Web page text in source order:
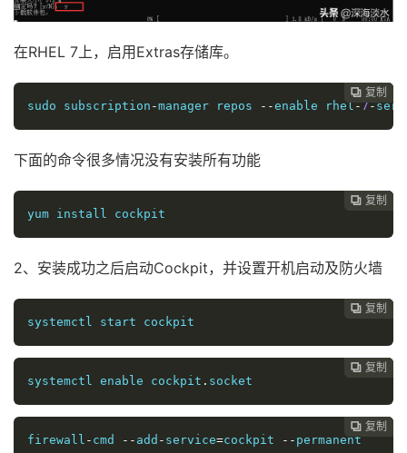
在RHEL 7上，启用Extras存储库。
 复制
 复制
 复制
 复制
 复制
 复制
 复制
 复制
 复制
sudo subscription -manager repos --enable rhel - 7 -
下面的命令很多情况没有安装所有功能
 复制
 复制
 复制
 复制
 复制
 复制
 复制
 复制
yum install cockpit
2、安装成功之后启动Cockpit，并设置开机启动及防火墙
 复制
 复制
 复制
 复制
 复制
 复制
 复制
systemctl
start cockpit
 复制
 复制
 复制
 复制
 复制
 复制
systemctl enable cockpit . socket
 复制
 复制
 复制
 复制
 复制
firewall - cmd -- add - service=cockpit -- permanent